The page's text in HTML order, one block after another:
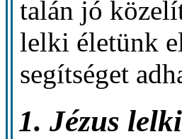
talán jó
lelki életünk
segítséget
1. Jézus